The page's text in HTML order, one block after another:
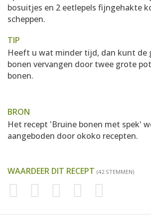
bosuitjes en 2 eetlepels fijngehakte
scheppen.
TIP
Heeft u wat minder tijd, dan kunt de
bonen vervangen door twee grote
bonen.
BRON
Het recept 'Bruine bonen met spek'
aangeboden door okoko recepten.
WAARDEER DIT RECEPT (42 STEMMEN)